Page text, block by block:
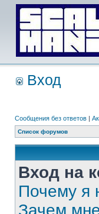
Вход
Сообщения без ответов |
Список форумов
Вход на
Почему я
Зачем